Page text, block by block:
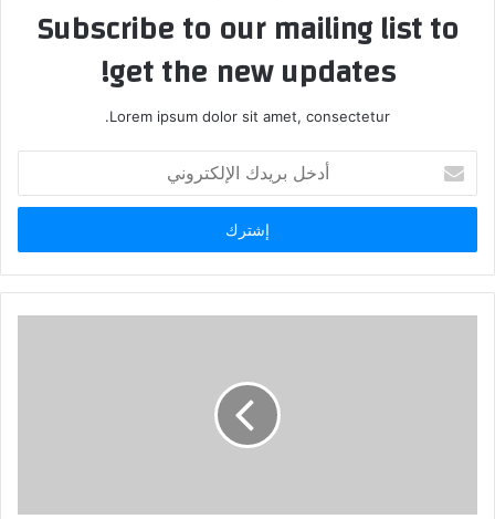
Subscribe to our mailing list to
get the new updates!
Lorem ipsum dolor sit amet, consectetur.
بريدك
الإلكتروني